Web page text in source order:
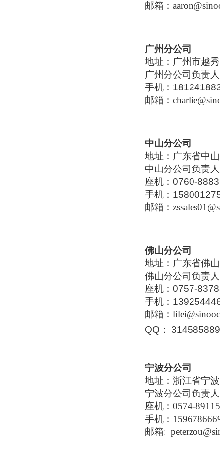
邮箱：
广州分公司
地址：广州市越
广州分公司负责
手机：
邮箱：
中山分公司
地址：广东省中
中山分公司负责
座机：0760-
手机：
邮箱：
佛山分公司
地址：广东省佛
佛山分公司负责
座机：0757-
手机：
邮箱：
QQ ： 314585889
宁波分公司
地址： 浙江省宁
宁波分公司负责
座机： 0574-
手机：
邮箱: